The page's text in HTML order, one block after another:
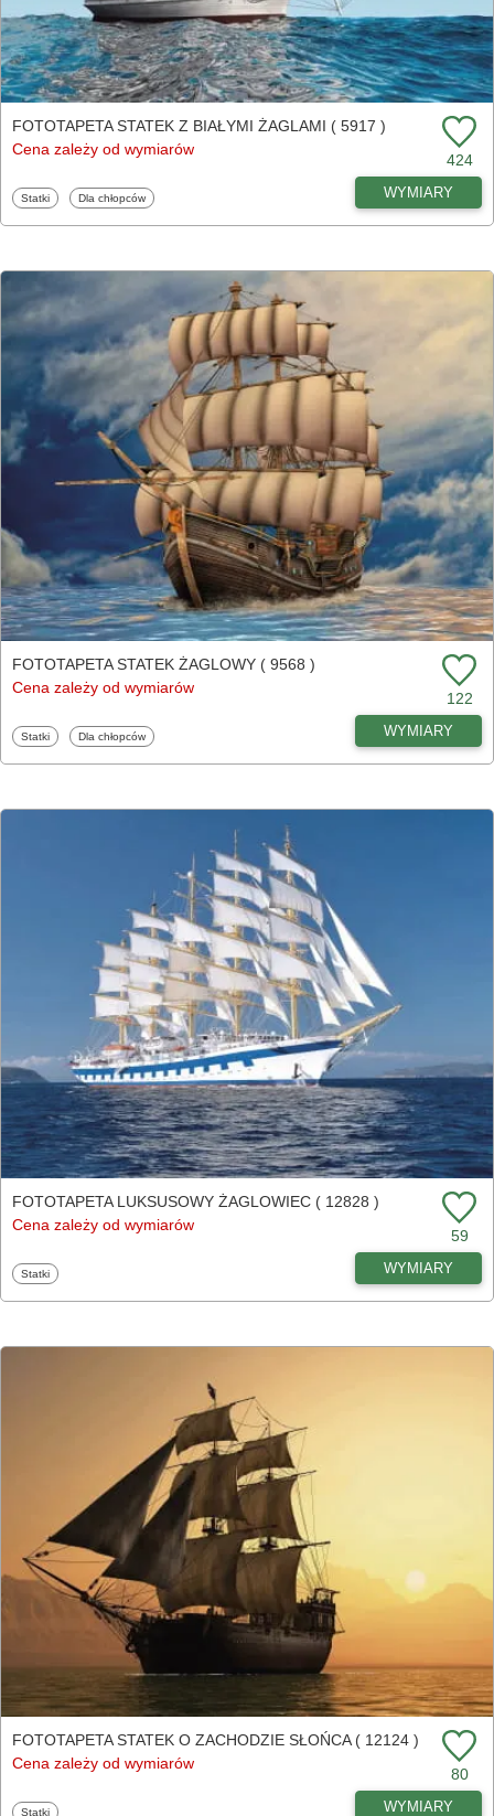
FOTOTAPETA STATEK Z BIAŁYMI ŻAGLAMI ( 5917 )
Cena zależy od wymiarów
424
Fototapety
Statki Fototapety
Dla chłopców WYMIARY
FOTOTAPETA STATEK ŻAGLOWY ( 9568 )
Cena zależy od wymiarów
122
Fototapety
Statki Fototapety
Dla chłopców WYMIARY
FOTOTAPETA LUKSUSOWY ŻAGLOWIEC ( 12828 )
Cena zależy od wymiarów
59
Fototapety
Statki WYMIARY
FOTOTAPETA STATEK O ZACHODZIE SŁOŃCA ( 12124 )
Cena zależy od wymiarów
80
Fototapety
Statki WYMIARY